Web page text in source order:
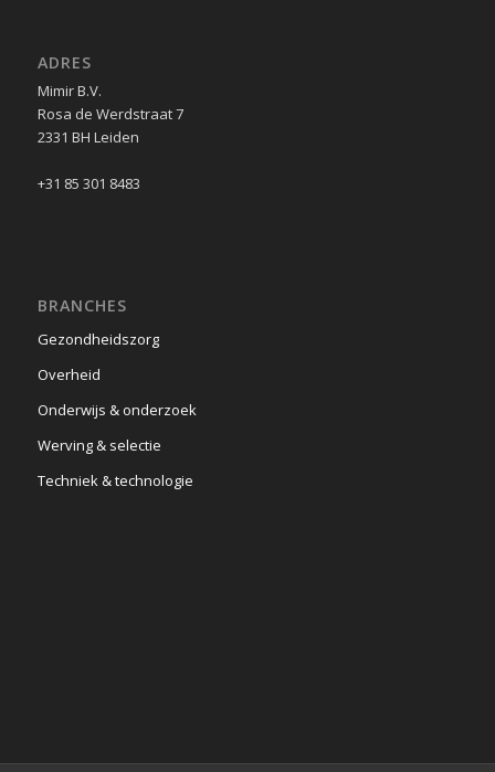
ADRES
Mimir B.V.
Rosa de Werdstraat 7
2331 BH Leiden
+31 85 301 8483
BRANCHES
Gezondheidszorg
Overheid
Onderwijs & onderzoek
Werving & selectie
Techniek & technologie